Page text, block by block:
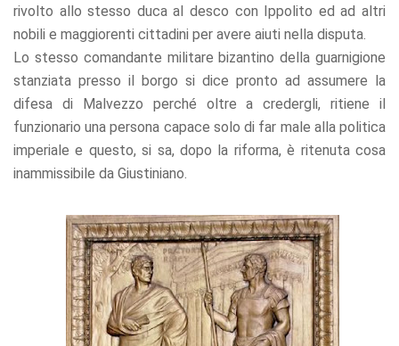
rivolto allo stesso duca al desco con Ippolito ed ad altri
nobili e maggiorenti cittadini per avere aiuti nella disputa.
Lo stesso comandante militare bizantino della guarnigione
stanziata presso il borgo si dice pronto ad assumere la
difesa di Malvezzo perché oltre a credergli, ritiene il
funzionario una persona capace solo di far male alla politica
imperiale e questo, si sa, dopo la riforma, è ritenuta cosa
inammissibile da Giustiniano.